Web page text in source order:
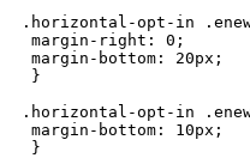
.horizontal-opt-in
margin-right: 0;
margin-bottom: 20px;
}
.horizontal-opt-in
margin-bottom: 10px;
}